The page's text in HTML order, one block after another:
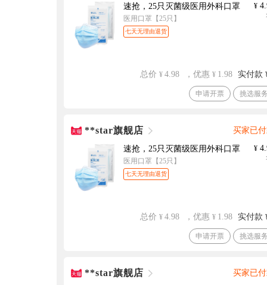
速抢，25只灭菌级医用外科口罩
医用口罩【25只】
¥
七天无理由退货
总价 ¥ 4.98 ，优惠 ¥ 1.98 实付款
申请开票 挑选服
**star旗舰店 买家已
速抢，25只灭菌级医用外科口罩
医用口罩【25只】
¥
七天无理由退货
总价 ¥ 4.98 ，优惠 ¥ 1.98 实付款
申请开票 挑选服
**star旗舰店 买家已